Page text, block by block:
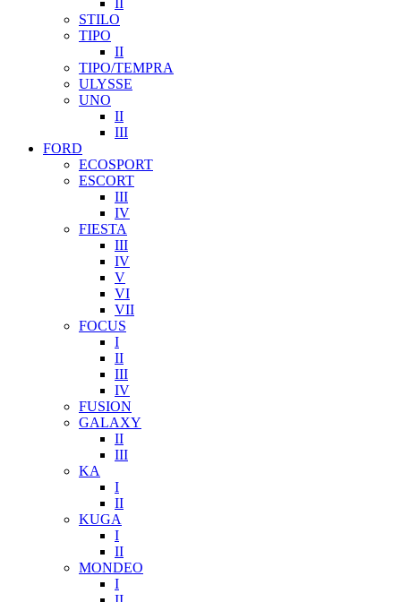
STILO
TIPO
II
TIPO/TEMPRA
ULYSSE
UNO
II
III
FORD
ECOSPORT
ESCORT
III
IV
FIESTA
III
IV
V
VI
VII
FOCUS
I
II
III
IV
FUSION
GALAXY
II
III
KA
I
II
KUGA
I
II
MONDEO
I